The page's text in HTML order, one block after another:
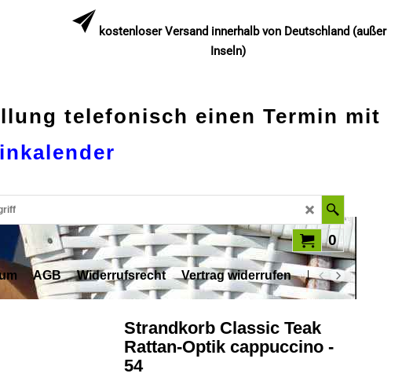
kostenloser Versand innerhalb von Deutschland (außer
Inseln)
telefonisch einen Termin mit
0
AGB Widerrufsrecht Vertrag widerrufen Datenschutz
Strandkorb Classic Teak
Rattan-Optik cappuccino -
54